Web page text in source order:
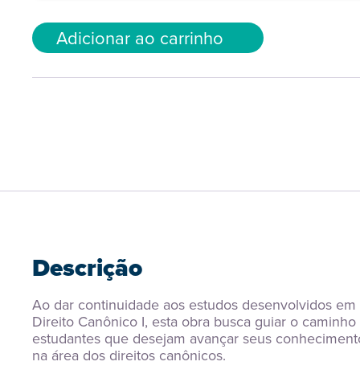
Adicionar ao carrinho
Descrição
Ao dar continuidade aos estudos desenvolvidos em
Direito Canônico I, esta obra busca guiar o caminho
estudantes que desejam avançar seus
na área dos direitos canônicos.